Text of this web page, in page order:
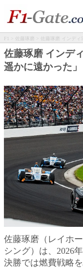
F1 > 佐藤琢磨 > 佐藤琢磨 インディ
佐藤琢磨 インデ
遥かに遠かった」
佐藤琢磨（レイホ
シング）は、2026
決勝では燃費戦略